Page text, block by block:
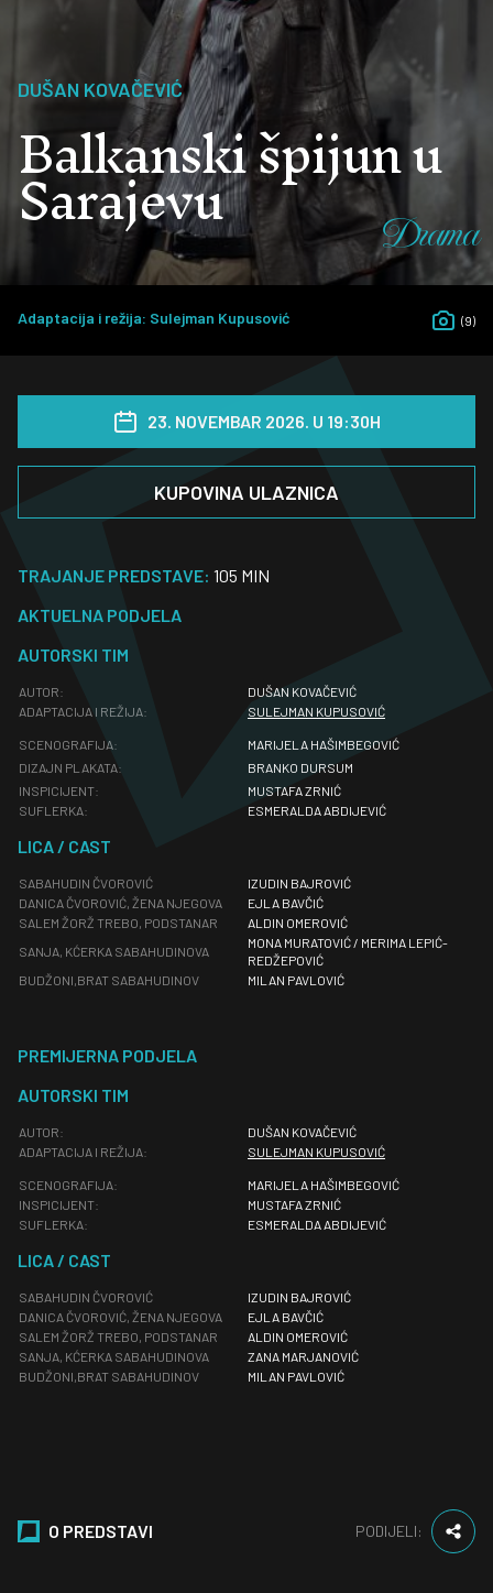
DUŠAN KOVAČEVIĆ
Balkanski špijun u
Sarajevu Drama
Adaptacija i režija: Sulejman Kupusović (9)
O PREDSTAVI PODIJELI:
23. NOVEMBAR 2026. U 19:30H
KUPOVINA ULAZNICA
TRAJANJE PREDSTAVE: 105 MIN
AKTUELNA PODJELA
AUTORSKI TIM
AUTOR:
DUŠAN KOVAČEVIĆ
ADAPTACIJA I REŽIJA:
SULEJMAN KUPUSOVIĆ
SCENOGRAFIJA:
MARIJELA HAŠIMBEGOVIĆ
DIZAJN PLAKATA:
BRANKO DURSUM
INSPICIJENT:
MUSTAFA ZRNIĆ
SUFLERKA:
ESMERALDA ABDIJEVIĆ
LICA / CAST
SABAHUDIN ČVOROVIĆ
IZUDIN BAJROVIĆ
DANICA ČVOROVIĆ, ŽENA NJEGOVA
EJLA BAVČIĆ
SALEM ŽORŽ TREBO, PODSTANAR
ALDIN OMEROVIĆ
SANJA, KĆERKA SABAHUDINOVA
MONA MURATOVIĆ / MERIMA LEPIĆ-
REDŽEPOVIĆ
BUDŽONI,BRAT SABAHUDINOV
MILAN PAVLOVIĆ
PREMIJERNA PODJELA
AUTORSKI TIM
AUTOR:
DUŠAN KOVAČEVIĆ
ADAPTACIJA I REŽIJA:
SULEJMAN KUPUSOVIĆ
SCENOGRAFIJA:
MARIJELA HAŠIMBEGOVIĆ
INSPICIJENT:
MUSTAFA ZRNIĆ
SUFLERKA:
ESMERALDA ABDIJEVIĆ
LICA / CAST
SABAHUDIN ČVOROVIĆ
IZUDIN BAJROVIĆ
DANICA ČVOROVIĆ, ŽENA NJEGOVA
EJLA BAVČIĆ
SALEM ŽORŽ TREBO, PODSTANAR
ALDIN OMEROVIĆ
SANJA, KĆERKA SABAHUDINOVA
ZANA MARJANOVIĆ
BUDŽONI,BRAT SABAHUDINOV
MILAN PAVLOVIĆ